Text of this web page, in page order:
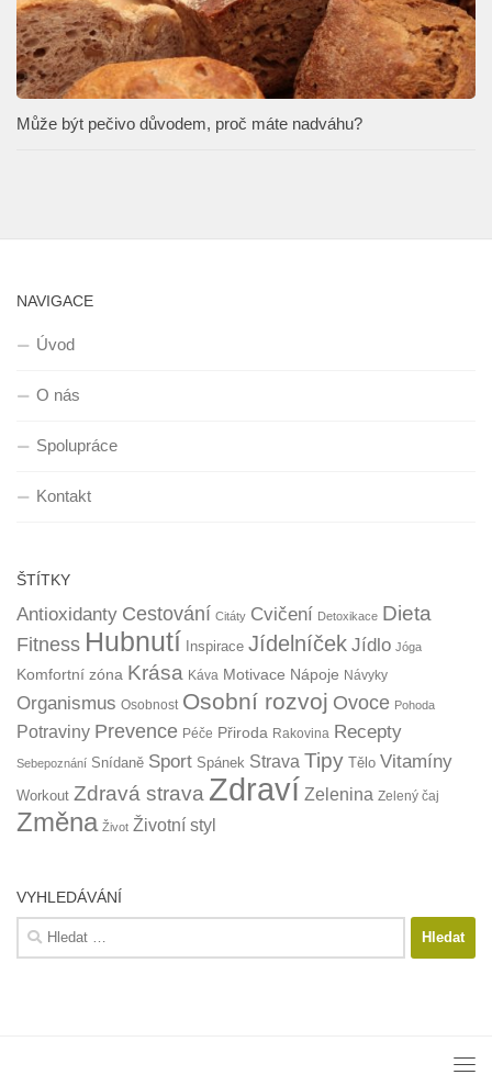
Může být pečivo důvodem, proč máte nadváhu?
NAVIGACE
Úvod
O nás
Spolupráce
Kontakt
ŠTÍTKY
Antioxidanty Cestování Citáty Cvičení Detoxikace Dieta
Fitness Hubnutí Inspirace Jídelníček Jídlo Jóga
Komfortní zóna Krása Káva Motivace Nápoje Návyky
Organismus Osobnost Osobní rozvoj Ovoce Pohoda
Potraviny Prevence Péče Přiroda Rakovina Recepty
Sebepoznání Snídaně Sport Spánek Strava Tipy Tělo Vitamíny
Workout Zdravá strava Zdraví Zelenina Zelený čaj
Změna Život Životní styl
VYHLEDÁVÁNÍ
Vyhledávání